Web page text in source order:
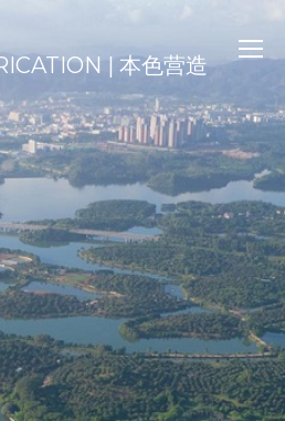
| 本色营造